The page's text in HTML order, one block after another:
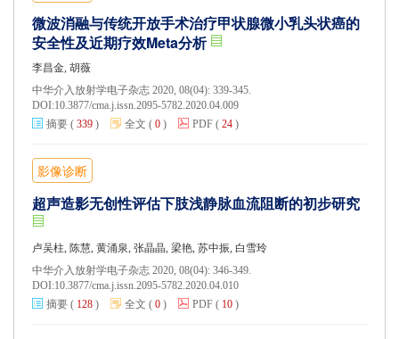
微波消融与传统开放手术治疗甲状腺微小乳头状癌的
安全性及近期疗效Meta分析
李昌金, 胡薇
中华介入放射学电子杂志 2020, 08(04): 339-345.
DOI:10.3877/cma.j.issn.2095-5782.2020.04.009
摘要 ( 339 ) 全文 ( 0 ) PDF ( 24 )
影像诊断
超声造影无创性评估下肢浅静脉血流阻断的初步研究
卢吴柱, 陈慧, 黄涌泉, 张晶晶, 梁艳, 苏中振, 白雪玲
中华介入放射学电子杂志 2020, 08(04): 346-349.
DOI:10.3877/cma.j.issn.2095-5782.2020.04.010
摘要 ( 128 ) 全文 ( 0 ) PDF ( 10 )